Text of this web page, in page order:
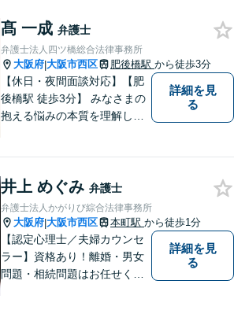
髙 一成 弁護士
弁護士法人四ツ橋総合法律事務所
大阪府|大阪市西区 肥後橋駅 から徒歩3分
【休日・夜間面談対応】【肥
後橋駅 徒歩3分】 みなさまの
抱える悩みの本質を理解し解
詳細を見
る
井上 めぐみ 弁護士
弁護士法人かがりび綜合法律事務所
大阪府|大阪市西区 本町駅 から徒歩1分
【認定心理士／夫婦カウンセ
ラー】資格あり！離婚・男女
問題・相続問題はお任せくだ
詳細を見
る